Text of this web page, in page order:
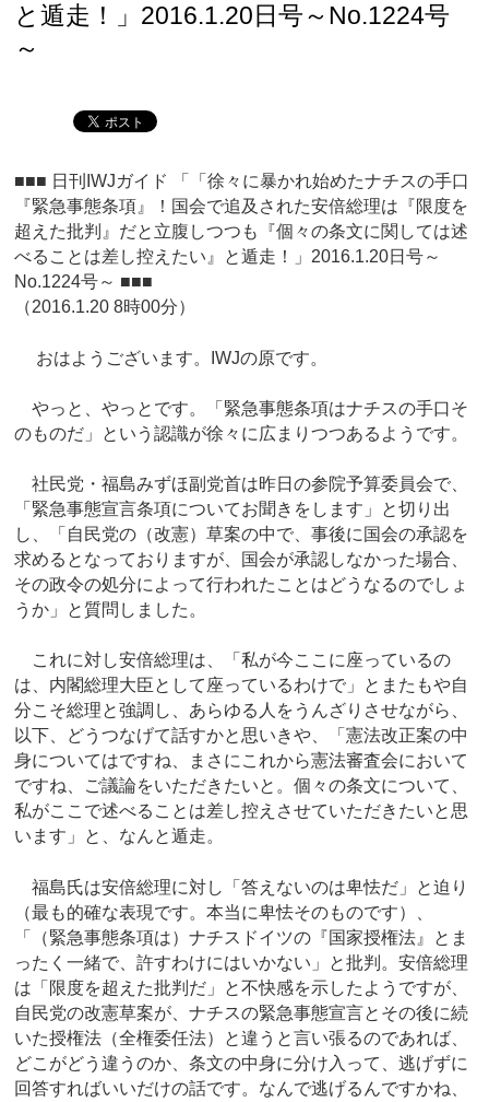
と遁走！」2016.1.20日号～No.1224号
～
■■■ 日刊IWJガイド 「「徐々に暴かれ始めたナチスの手口
『緊急事態条項』！国会で追及された安倍総理は『限度を
超えた批判』だと立腹しつつも『個々の条文に関しては述
べることは差し控えたい』と遁走！」2016.1.20日号～
No.1224号～ ■■■
（2016.1.20 8時00分）
おはようございます。IWJの原です。
やっと、やっとです。「緊急事態条項はナチスの手口そ
のものだ」という認識が徐々に広まりつつあるようです。
社民党・福島みずほ副党首は昨日の参院予算委員会で、
「緊急事態宣言条項についてお聞きをします」と切り出
し、「自民党の（改憲）草案の中で、事後に国会の承認を
求めるとなっておりますが、国会が承認しなかった場合、
その政令の処分によって行われたことはどうなるのでしょ
うか」と質問しました。
これに対し安倍総理は、「私が今ここに座っているの
は、内閣総理大臣として座っているわけで」とまたもや自
分こそ総理と強調し、あらゆる人をうんざりさせながら、
以下、どうつなげて話すかと思いきや、「憲法改正案の中
身についてはですね、まさにこれから憲法審査会において
ですね、ご議論をいただきたいと。個々の条文について、
私がここで述べることは差し控えさせていただきたいと思
います」と、なんと遁走。
福島氏は安倍総理に対し「答えないのは卑怯だ」と迫り
（最も的確な表現です。本当に卑怯そのものです）、
「（緊急事態条項は）ナチスドイツの『国家授権法』とま
ったく一緒で、許すわけにはいかない」と批判。安倍総理
は「限度を超えた批判だ」と不快感を示したようですが、
自民党の改憲草案が、ナチスの緊急事態宣言とその後に続
いた授権法（全権委任法）と違うと言い張るのであれば、
どこがどう違うのか、条文の中身に分け入って、逃げずに
回答すればいいだけの話です。なんで逃げるんですかね、